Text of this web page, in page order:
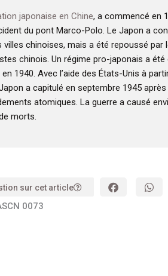
japonaise en Chine, a commencé en
du pont Marco-Polo. Le Japon a
villes chinoises, mais a été repoussé par
chinois. Un régime pro-japonais a été
en 1940. Avec l’aide des États-Unis à
a capitulé en septembre 1945 après
atomiques. La guerre a causé
morts.
sur cet article
0073